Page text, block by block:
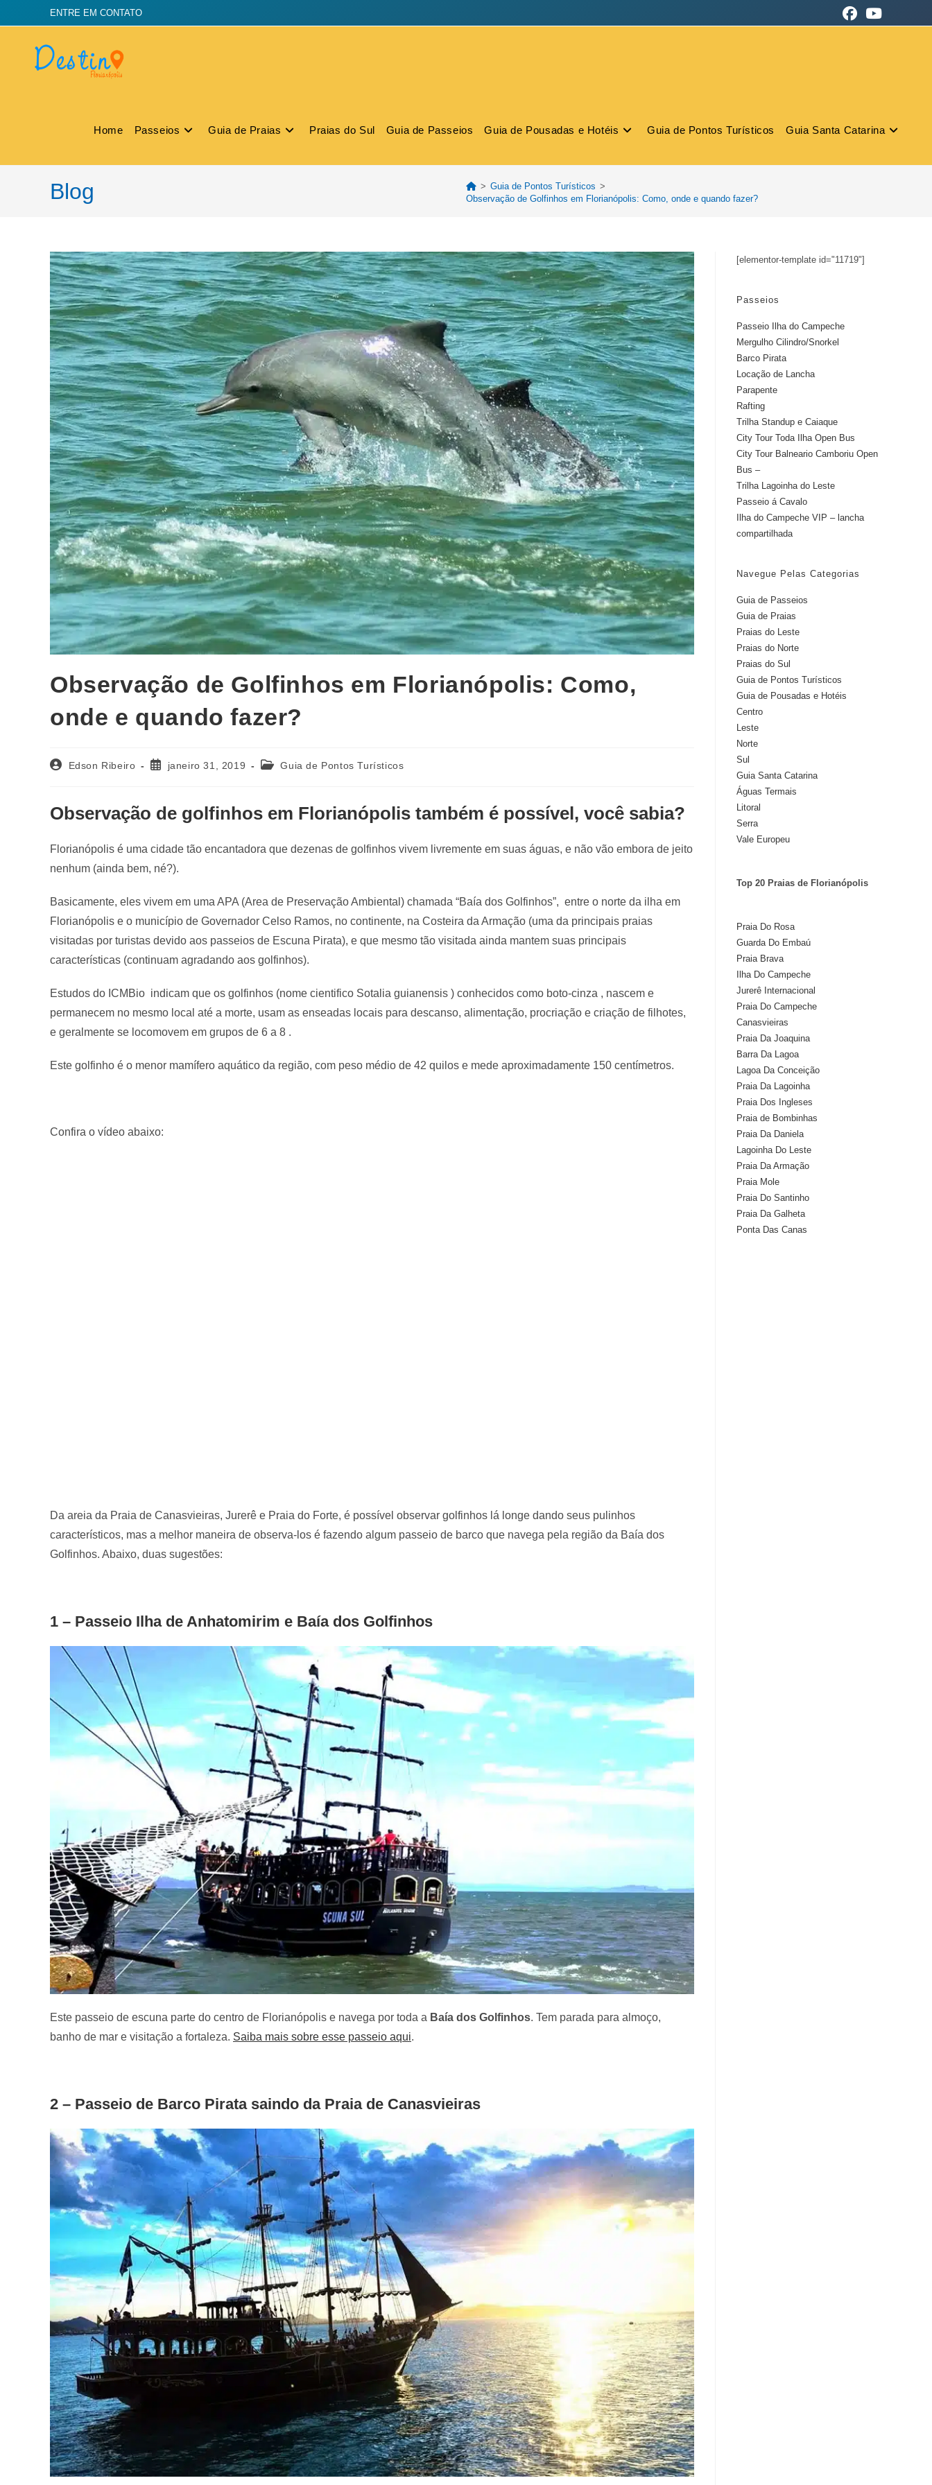
ENTRE EM CONTATO
Home Passeios Guia de Praias Praias do Sul Guia de Passeios Guia de Pousadas e Hotéis Guia de Pontos Turísticos Guia Santa Catarina
Blog > Guia de Pontos Turísticos >
Observação de Golfinhos em Florianópolis: Como, onde e quando fazer?
Observação de Golfinhos em Florianópolis: Como,
onde e quando fazer?
Edson Ribeiro janeiro 31, 2019 Guia de Pontos Turísticos
Observação de golfinhos em Florianópolis também é possível, você sabia?
Florianópolis é uma cidade tão encantadora que dezenas de golfinhos vivem livremente em suas águas, e não vão embora de jeito
nenhum (ainda bem, né?).
Basicamente, eles vivem em uma APA (Area de Preservação Ambiental) chamada “Baía dos Golfinhos”, entre o norte da ilha em
Florianópolis e o município de Governador Celso Ramos, no continente, na Costeira da Armação (uma da principais praias
visitadas por turistas devido aos passeios de Escuna Pirata), e que mesmo tão visitada ainda mantem suas principais
características (continuam agradando aos golfinhos).
Estudos do ICMBio indicam que os golfinhos (nome cientifico Sotalia guianensis ) conhecidos como boto-cinza , nascem e
permanecem no mesmo local até a morte, usam as enseadas locais para descanso, alimentação, procriação e criação de filhotes,
e geralmente se locomovem em grupos de 6 a 8 .
Este golfinho é o menor mamífero aquático da região, com peso médio de 42 quilos e mede aproximadamente 150 centímetros.
Confira o vídeo abaixo:
Da areia da Praia de Canasvieiras, Jurerê e Praia do Forte, é possível observar golfinhos lá longe dando seus pulinhos
característicos, mas a melhor maneira de observa-los é fazendo algum passeio de barco que navega pela região da Baía dos
Golfinhos. Abaixo, duas sugestões:
1 – Passeio Ilha de Anhatomirim e Baía dos Golfinhos
Este passeio de escuna parte do centro de Florianópolis e navega por toda a Baía dos Golfinhos. Tem parada para almoço,
banho de mar e visitação a fortaleza. Saiba mais sobre esse passeio aqui.
2 – Passeio de Barco Pirata saindo da Praia de Canasvieiras
[elementor-template id="11719"]
Passeios
Passeio Ilha do Campeche
Mergulho Cilindro/Snorkel
Barco Pirata
Locação de Lancha
Parapente
Rafting
Trilha Standup e Caiaque
City Tour Toda Ilha Open Bus
City Tour Balneario Camboriu Open
Bus –
Trilha Lagoinha do Leste
Passeio á Cavalo
Ilha do Campeche VIP – lancha
compartilhada
Navegue Pelas Categorias
Guia de Passeios
Guia de Praias
Praias do Leste
Praias do Norte
Praias do Sul
Guia de Pontos Turísticos
Guia de Pousadas e Hotéis
Centro
Leste
Norte
Sul
Guia Santa Catarina
Águas Termais
Litoral
Serra
Vale Europeu
Top 20 Praias de Florianópolis
Praia Do Rosa
Guarda Do Embaú
Praia Brava
Ilha Do Campeche
Jurerê Internacional
Praia Do Campeche
Canasvieiras
Praia Da Joaquina
Barra Da Lagoa
Lagoa Da Conceição
Praia Da Lagoinha
Praia Dos Ingleses
Praia de Bombinhas
Praia Da Daniela
Lagoinha Do Leste
Praia Da Armação
Praia Mole
Praia Do Santinho
Praia Da Galheta
Ponta Das Canas